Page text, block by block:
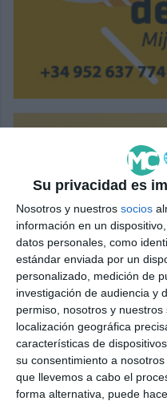
Su privacidad es
Nosotros y nuestros socios
información en un
datos personales, como
estándar enviada por un
personalizado, medición de
investigación de audiencia y
permiso, nosotros y
localización geográfica
características de
su consentimiento a
que llevemos a cabo el
forma alternativa, puede